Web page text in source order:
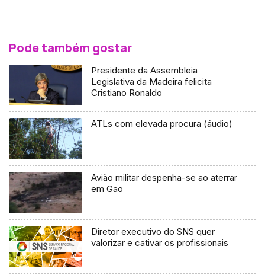
Pode também gostar
Presidente da Assembleia
Legislativa da Madeira felicita
Cristiano Ronaldo
ATLs com elevada procura (áudio)
Avião militar despenha-se ao aterrar
em Gao
Diretor executivo do SNS quer
valorizar e cativar os profissionais